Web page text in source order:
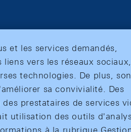
et les services demandés,
vers les réseaux
technologies. De plus, son
sa convivialité. Des
prestataires de services
utilisation des outils